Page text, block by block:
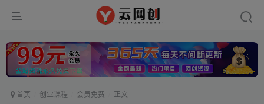
首页 创业课程 会员免费 正文